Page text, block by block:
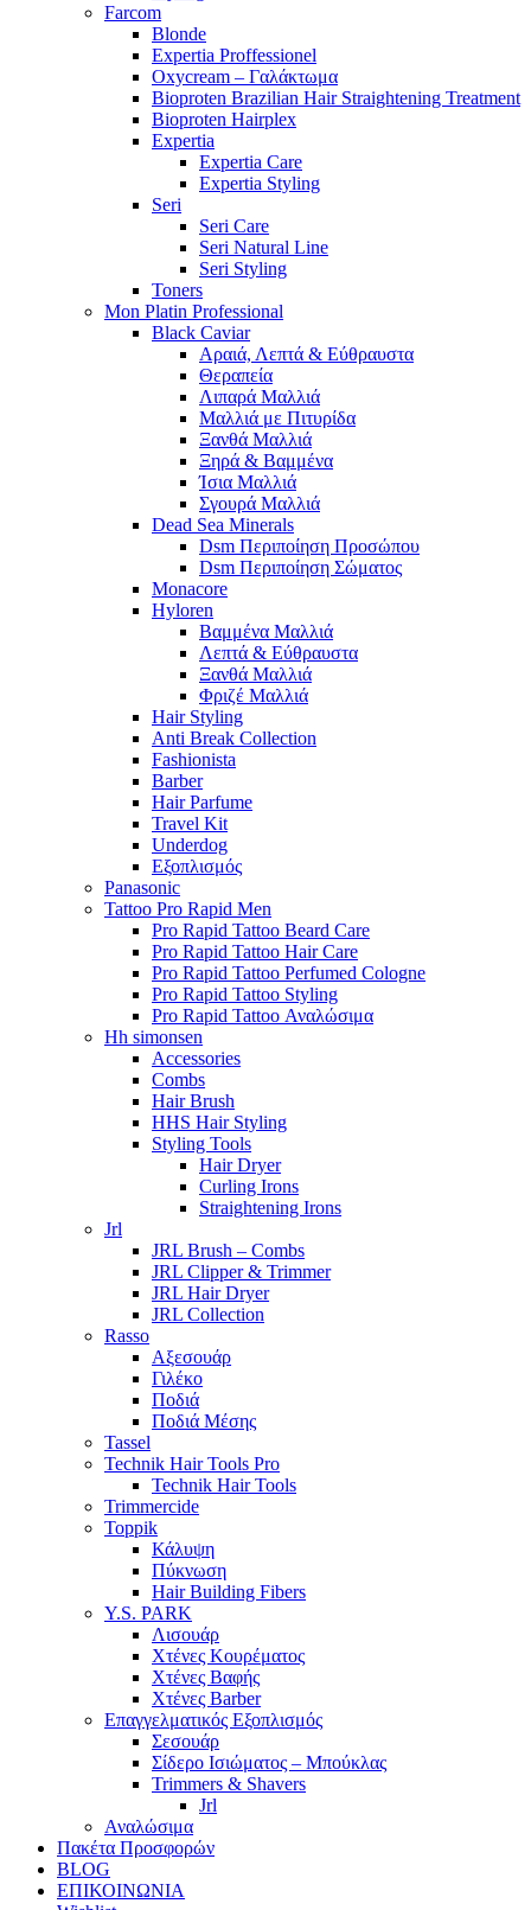
Farcom
Blonde
Expertia Proffessionel
Oxycream – Γαλάκτωμα
Bioproten Brazilian Hair Straightening Treatment
Bioproten Hairplex
Expertia
Expertia Care
Expertia Styling
Seri
Seri Care
Seri Natural Line
Seri Styling
Toners
Mon Platin Professional
Black Caviar
Αραιά, Λεπτά & Εύθραυστα
Θεραπεία
Λιπαρά Μαλλιά
Μαλλιά με Πιτυρίδα
Ξανθά Μαλλιά
Ξηρά & Βαμμένα
Ίσια Μαλλιά
Σγουρά Μαλλιά
Dead Sea Minerals
Dsm Περιποίηση Προσώπου
Dsm Περιποίηση Σώματος
Monacore
Hyloren
Βαμμένα Μαλλιά
Λεπτά & Εύθραυστα
Ξανθά Μαλλιά
Φριζέ Μαλλιά
Hair Styling
Anti Break Collection
Fashionista
Barber
Hair Parfume
Travel Kit
Underdog
Εξοπλισμός
Panasonic
Tattoo Pro Rapid Men
Pro Rapid Tattoo Beard Care
Pro Rapid Tattoo Hair Care
Pro Rapid Tattoo Perfumed Cologne
Pro Rapid Tattoo Styling
Pro Rapid Tattoo Αναλώσιμα
Hh simonsen
Accessories
Combs
Hair Brush
HHS Hair Styling
Styling Tools
Hair Dryer
Curling Irons
Straightening Irons
Jrl
JRL Brush – Combs
JRL Clipper & Trimmer
JRL Hair Dryer
JRL Collection
Rasso
Αξεσουάρ
Γιλέκο
Ποδιά
Ποδιά Μέσης
Tassel
Technik Hair Tools Pro
Technik Hair Tools
Trimmercide
Toppik
Κάλυψη
Πύκνωση
Hair Building Fibers
Y.S. PARK
Λισουάρ
Χτένες Κουρέματος
Χτένες Βαφής
Χτένες Barber
Επαγγελματικός Εξοπλισμός
Σεσουάρ
Σίδερο Ισιώματος – Μπούκλας
Trimmers & Shavers
Jrl
Αναλώσιμα
Πακέτα Προσφορών
BLOG
ΕΠΙΚΟΙΝΩΝΙΑ